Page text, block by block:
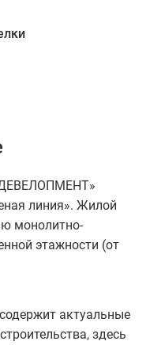
ДЕВЕЛОПМЕНТ»
линия». Жилой
монолитно-
этажности (от
актуальные
здесь